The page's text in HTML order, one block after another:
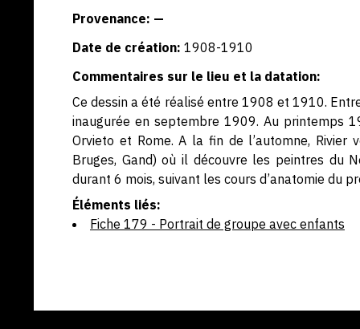
Provenance: —
Date de création: 1908-1910
Commentaires sur le lieu et la datation:
Ce dessin a été réalisé entre 1908 et 1910.
inaugurée en septembre 1909. Au printemps
Orvieto et Rome. A la fin de l’automne, Rivier
Bruges, Gand) où il découvre les peintres du
durant 6 mois, suivant les cours d’anatomie du
Éléments liés:
Fiche 179 - Portrait de groupe avec enfants